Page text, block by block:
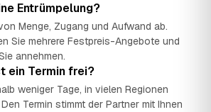
Entrümpelung?
Menge, Zugang und Aufwand ab.
Sie mehrere Festpreis-Angebote und
annehmen.
ein Termin frei?
weniger Tage, in vielen Regionen
Termin stimmt der Partner mit Ihnen